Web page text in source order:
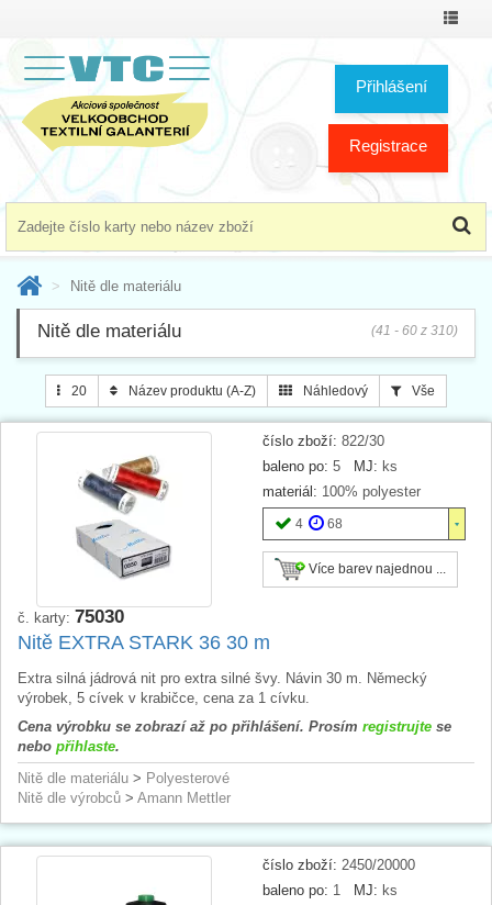
Přihlášení
Registrace
Nitě dle materiálu
Nitě dle materiálu (41 - 60 z 310)
20 Název produktu (A-Z) Náhledový Vše
číslo zboží: 822/30
baleno po: 5 MJ: ks
materiál: 100% polyester
4 68
Více barev najednou ...
č. karty: 75030
Nitě EXTRA STARK 36 30 m
Extra silná jádrová nit pro extra silné švy. Návin 30 m. Německý
výrobek, 5 cívek v krabičce, cena za 1 cívku.
Cena výrobku se zobrazí až po přihlášení. Prosím registrujte se
nebo přihlaste.
Nitě dle materiálu > Polyesterové
Nitě dle výrobců > Amann Mettler
číslo zboží: 2450/20000
baleno po: 1 MJ: ks